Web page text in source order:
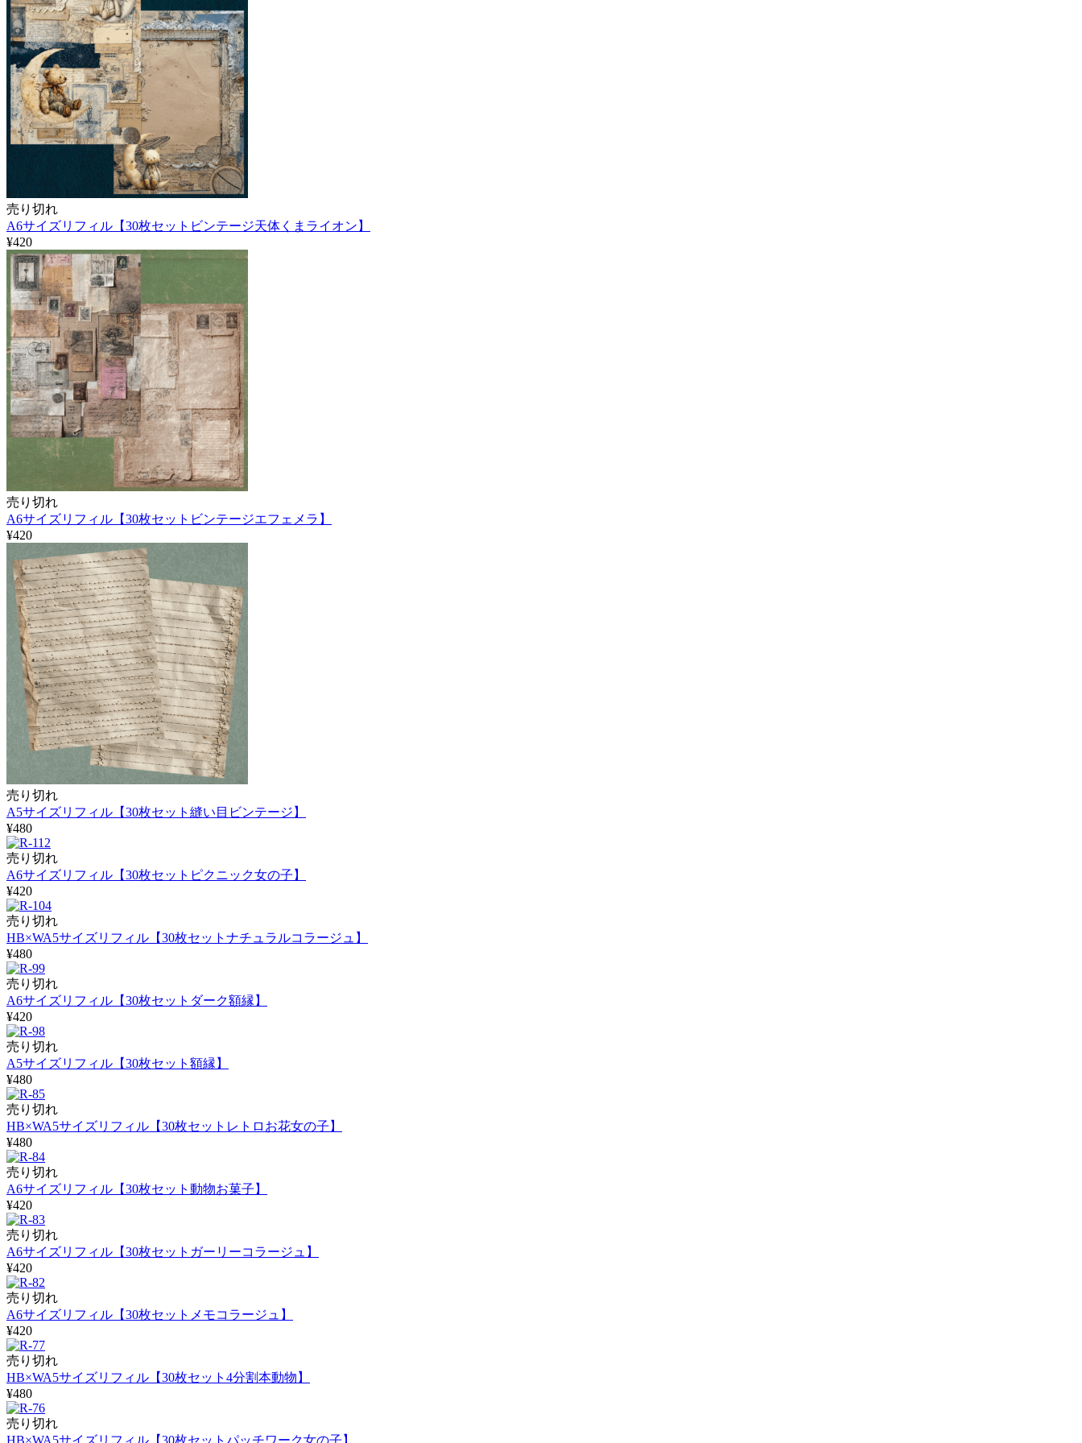
売り切れ
A6サイズリフィル【30枚セットビンテージ天体くまライオン】
¥420
売り切れ
A6サイズリフィル【30枚セットビンテージエフェメラ】
¥420
売り切れ
A5サイズリフィル【30枚セット縫い目ビンテージ】
¥480
売り切れ
A6サイズリフィル【30枚セットピクニック女の子】
¥420
売り切れ
HB×WA5サイズリフィル【30枚セットナチュラルコラージュ】
¥480
売り切れ
A6サイズリフィル【30枚セットダーク額縁】
¥420
売り切れ
A5サイズリフィル【30枚セット額縁】
¥480
売り切れ
HB×WA5サイズリフィル【30枚セットレトロお花女の子】
¥480
売り切れ
A6サイズリフィル【30枚セット動物お菓子】
¥420
売り切れ
A6サイズリフィル【30枚セットガーリーコラージュ】
¥420
売り切れ
A6サイズリフィル【30枚セットメモコラージュ】
¥420
売り切れ
HB×WA5サイズリフィル【30枚セット4分割本動物】
¥480
売り切れ
HB×WA5サイズリフィル【30枚セットパッチワーク女の子】